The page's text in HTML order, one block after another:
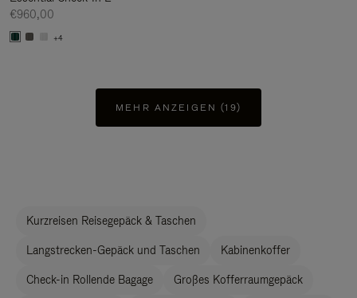
€960,00
+4
MEHR ANZEIGEN (19)
Kurzreisen Reisegepäck & Taschen
Langstrecken-Gepäck und Taschen Kabinenkoffer
Check-in Rollende Bagage Großes Kofferraumgepäck